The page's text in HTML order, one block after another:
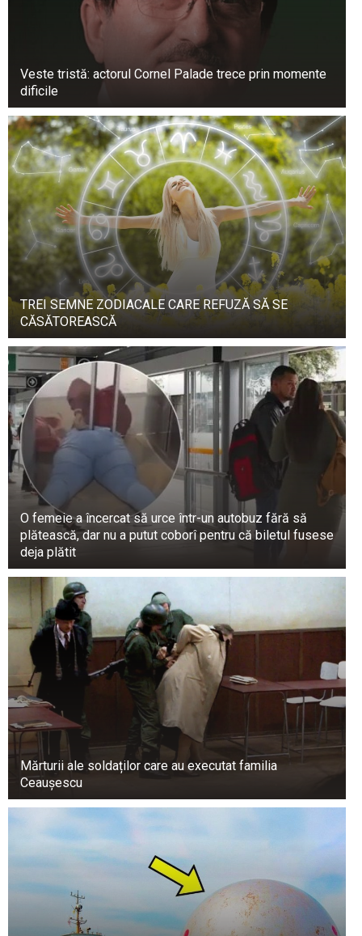
Veste tristă: actorul Cornel Palade trece prin momente
dificile
TREI SEMNE ZODIACALE CARE REFUZĂ SĂ SE
CĂSĂTOREASCĂ
O femeie a încercat să urce într-un autobuz fără să
plătească, dar nu a putut coborî pentru că biletul fusese
deja plătit
Mărturii ale soldaților care au executat familia
Ceaușescu